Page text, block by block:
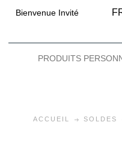
Bienvenue Invité
PRODUITS
ACCUEIL SOLDES